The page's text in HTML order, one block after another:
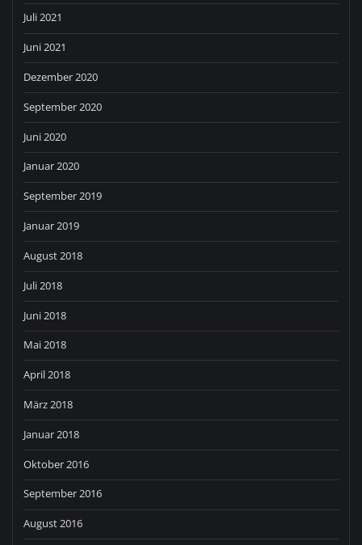
Juli 2021
Juni 2021
Dezember 2020
September 2020
Juni 2020
Januar 2020
September 2019
Januar 2019
August 2018
Juli 2018
Juni 2018
Mai 2018
April 2018
März 2018
Januar 2018
Oktober 2016
September 2016
August 2016